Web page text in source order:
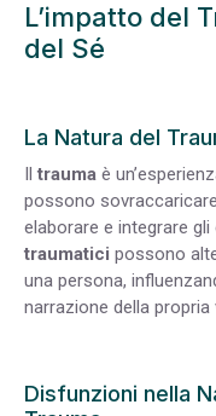
L’impatto del
del Sé
La Natura del
Il trauma è
possono
elaborare e integrare
traumatici possono
una persona,
narrazione della propria
Disfunzioni nella